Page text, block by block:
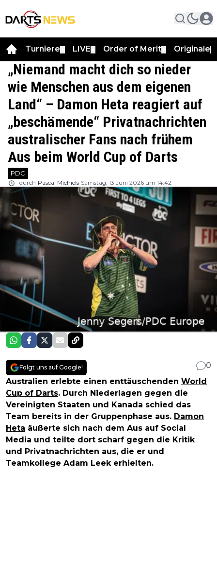
Turniere LIVE Order of Merit Originale
„Niemand macht dich so nieder
wie Menschen aus dem eigenen
Land“ – Damon Heta reagiert auf
„beschämende“ Privatnachrichten
australischer Fans nach frühem
Aus beim World Cup of Darts
PDC
durch Pascal Michiels Samstag, 13 Juni 2026 um 14:42
Folgt uns auf Google!
0
Australien erlebte einen enttäuschenden World
Cup of Darts. Durch Niederlagen gegen die
Vereinigten Staaten und Kanada schied das
Team bereits in der Gruppenphase aus. Damon
Heta äußerte sich nach dem Aus auf Social
Media und teilte dort scharf gegen die Kritik
und Privatnachrichten aus, die er und
Teamkollege Adam Leek erhielten.